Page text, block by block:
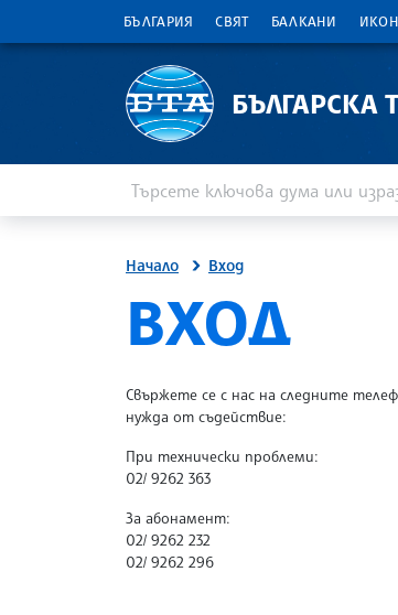
БЪЛГАРИЯ СВЯТ БАЛКАНИ
БЪЛГАРСКА
Начало Вход
SITE.BTA
ВХОД
Свържете се с нас на следните
нужда от съдействие:
При технически проблеми:
02/ 9262 363
За абонамент:
02/ 9262 232
02/ 9262 296